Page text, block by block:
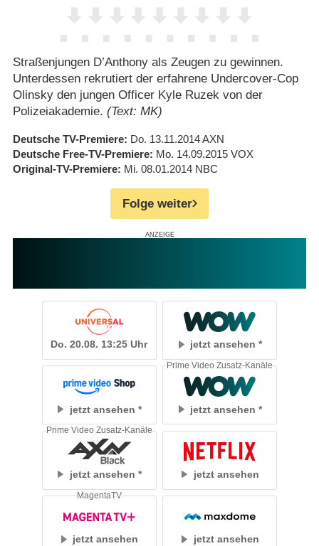
Straßenjungen D’Anthony als Zeugen zu gewinnen.
Unterdessen rekrutiert der erfahrene Undercover-Cop
Olinsky den jungen Officer Kyle Ruzek von der
Polizeiakademie. (Text: MK)
Deutsche TV-Premiere Do. 13.11.2014AXN
Deutsche Free-TV-Premiere Mo. 14.09.2015 VOX
Original-TV-Premiere Mi. 08.01.2014 NBC
Folge weiter
Do. 20.08. 13:25 Uhr jetzt ansehen
jetzt ansehen jetzt ansehen
Prime Video Zusatz-Kanäle
jetzt ansehen
Prime Video Zusatz-Kanäle
jetzt ansehen
jetzt ansehen
MagentaTV
jetzt ansehen